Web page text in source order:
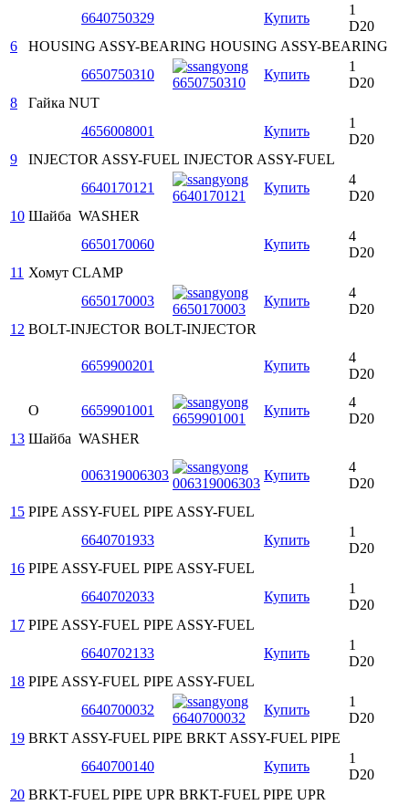
6640750329
Купить
1
D20
6
HOUSING ASSY-BEARING HOUSING ASSY-BEARING
6650750310
Купить
1
D20
8
Гайка NUT
4656008001
Купить
1
D20
9
INJECTOR ASSY-FUEL INJECTOR ASSY-FUEL
6640170121
Купить
4
D20
10 Шайба WASHER
6650170060
Купить
4
D20
11 Хомут CLAMP
6650170003
Купить
4
D20
12 BOLT-INJECTOR BOLT-INJECTOR
6659900201 Купить
4
D20
O 6659901001 Купить
4
D20
13 Шайба WASHER
006319006303 Купить
4
D20
15 PIPE ASSY-FUEL PIPE ASSY-FUEL
6640701933
Купить
1
D20
16 PIPE ASSY-FUEL PIPE ASSY-FUEL
6640702033
Купить
1
D20
17 PIPE ASSY-FUEL PIPE ASSY-FUEL
6640702133
Купить
1
D20
18 PIPE ASSY-FUEL PIPE ASSY-FUEL
6640700032
Купить
1
D20
19 BRKT ASSY-FUEL PIPE BRKT ASSY-FUEL PIPE
6640700140
Купить
1
D20
20 BRKT-FUEL PIPE UPR BRKT-FUEL PIPE UPR